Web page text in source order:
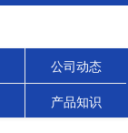
公司动态
产品知识